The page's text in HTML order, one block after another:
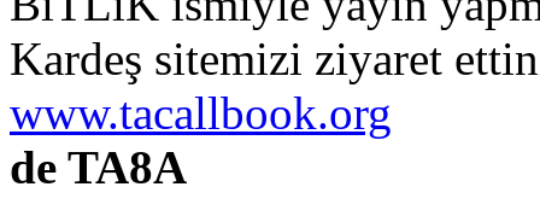
Kardeş sitemizi ziyaret
www.tacallbook.org
de TA8A